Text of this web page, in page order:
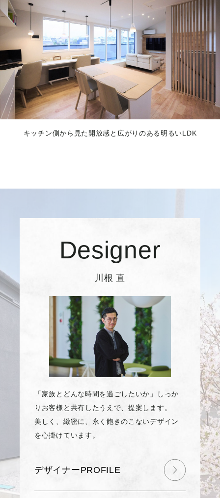
キッチン側から見た開放感と広がりのある明るいLDK
Designer
川根 直
「家族とどんな時間を過ごしたいか」しっか
りお客様と共有したうえで、提案します。
美しく、緻密に、永く飽きのこないデザイン
を心掛けています。
デザイナーPROFILE